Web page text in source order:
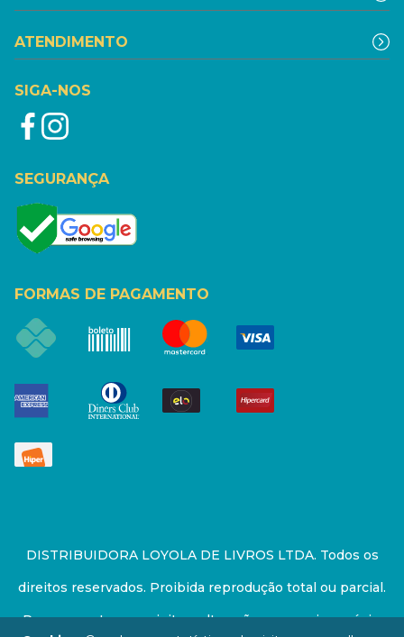
ATENDIMENTO
SIGA-NOS
SEGURANÇA
FORMAS DE PAGAMENTO
DISTRIBUIDORA LOYOLA DE LIVROS LTDA. Todos os
direitos reservados. Proibida reprodução total ou parcial.
Preços e estoque sujeito a alterações sem aviso prévio.